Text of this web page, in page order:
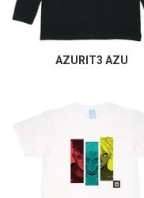
AZURIT3 AZU